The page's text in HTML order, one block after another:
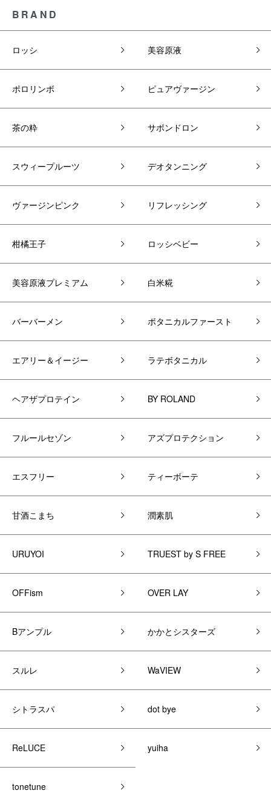
BRAND
ロッシ 美容原液
ポロリンボ ピュアヴァージン
茶の粋 サボンドロン
スウィープルーツ デオタンニング
ヴァージンピンク リフレッシング
柑橘王子 ロッシベビー
美容原液プレミアム 白米糀
バーバーメン ボタニカルファースト
エアリー＆イージー ラテボタニカル
ヘアザプロテイン BY ROLAND
フルールセゾン アズプロテクション
エスフリー ティーボーテ
甘酒こまち 潤素肌
URUYOI TRUEST by S FREE
OFFism OVER LAY
Bアンプル かかとシスターズ
スルレ WaVIEW
シトラスパ dot bye
ReLUCE yuiha
tonetune